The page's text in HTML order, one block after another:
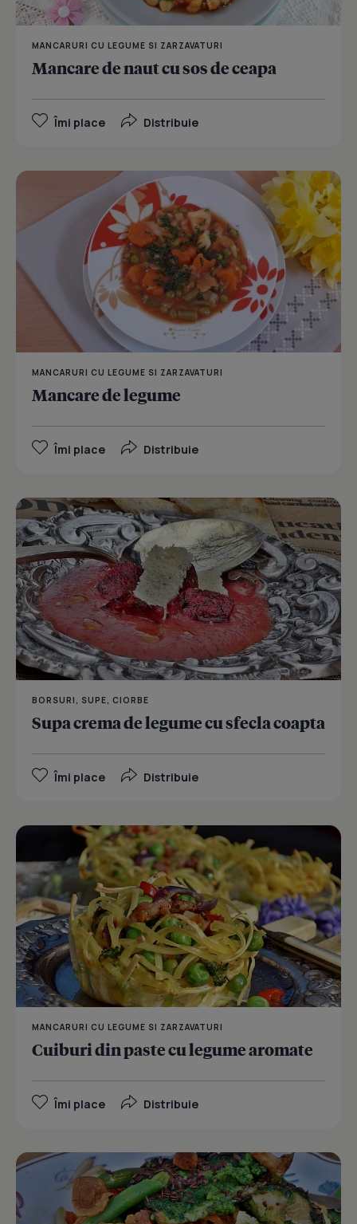
MANCARURI CU LEGUME SI ZARZAVATURI
Mancare de naut cu sos de ceapa
Îmi place Distribuie
MANCARURI CU LEGUME SI ZARZAVATURI
Mancare de legume
Îmi place Distribuie
BORSURI, SUPE, CIORBE
Supa crema de legume cu sfecla coapta
Îmi place Distribuie
MANCARURI CU LEGUME SI ZARZAVATURI
Cuiburi din paste cu legume aromate
Îmi place Distribuie